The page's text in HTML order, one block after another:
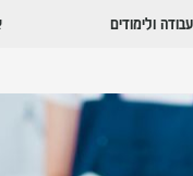
עבודה ולימודים